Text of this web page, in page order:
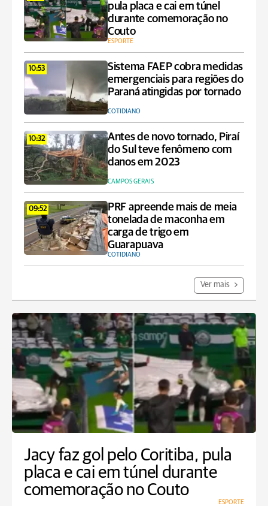
pula placa e cai em túnel
durante comemoração no
Couto
ESPORTE
10:53
Sistema FAEP cobra medidas
emergenciais para regiões do
Paraná atingidas por tornado
COTIDIANO
10:32
Antes de novo tornado, Piraí
do Sul teve fenômeno com
danos em 2023
CAMPOS GERAIS
09:52
PRF apreende mais de meia
tonelada de maconha em
carga de trigo em
Guarapuava
COTIDIANO
Ver mais
Jacy faz gol pelo Coritiba, pula
placa e cai em túnel durante
comemoração no Couto
ESPORTE